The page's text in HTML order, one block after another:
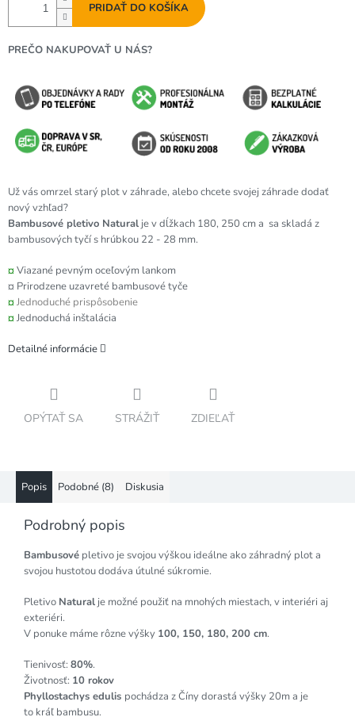
PRIDAŤ DO KOŠÍKA
PREČO NAKUPOVAŤ U NÁS?
Už vás omrzel starý plot v záhrade, alebo chcete svojej záhrade dodať
nový vzhľad?
Bambusové pletivo Natural je v dĺžkach 180, 250 cm a sa skladá z
bambusových tyčí s hrúbkou 22 - 28 mm.
¤Viazané pevným oceľovým lankom
¤ Prirodzene uzavreté bambusové tyče
¤Jednoduché prispôsobenie
¤Jednoduchá inštalácia
Detailné informácie
OPÝTAŤ SA STRÁŽIŤ ZDIEĽAŤ
Popis Podobné (8) Diskusia
Podrobný popis
Bambusové pletivo je svojou výškou ideálne ako záhradný plot a
svojou hustotou dodáva útulné súkromie.
Pletivo Natural je možné použiť na mnohých miestach, v interiéri aj
exteriéri.
V ponuke máme rôzne výšky 100, 150, 180, 200 cm.
Tienivosť: 80%.
Životnosť: 10 rokov
Phyllostachys edulis pochádza z Číny dorastá výšky 20m a je
to kráľ bambusu.